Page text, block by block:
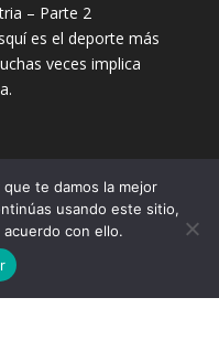
– Parte 2
es el deporte más
veces implica
Contactar
te damos la mejor
usando este sitio,
con ello.